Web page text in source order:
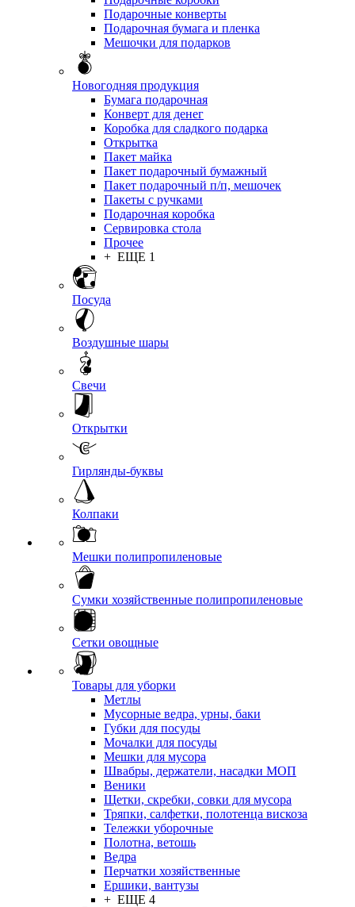
Подарочные конверты
Подарочная бумага и пленка
Мешочки для подарков
Новогодняя продукция
Бумага подарочная
Конверт для денег
Коробка для сладкого подарка
Открытка
Пакет майка
Пакет подарочный бумажный
Пакет подарочный п/п, мешочек
Пакеты с ручками
Подарочная коробка
Сервировка стола
Прочее
+ ЕЩЕ 1
Посуда
Воздушные шары
Свечи
Открытки
Гирлянды-буквы
Колпаки
Мешки полипропиленовые
Сумки хозяйственные полипропиленовые
Сетки овощные
Товары для уборки
Метлы
Мусорные ведра, урны, баки
Губки для посуды
Мочалки для посуды
Мешки для мусора
Швабры, держатели, насадки МОП
Веники
Щетки, скребки, совки для мусора
Тряпки, салфетки, полотенца вискоза
Тележки уборочные
Полотна, ветошь
Ведра
Перчатки хозяйственные
Ершики, вантузы
+ ЕЩЕ 4